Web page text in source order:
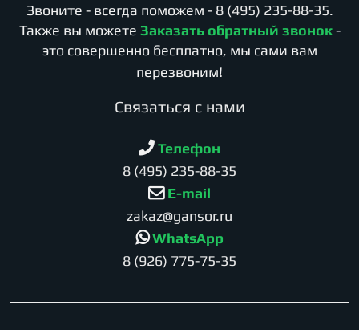
Звоните - всегда поможем - 8 (495) 235-88-35.
Также вы можете Заказать обратный звонок -
это совершенно бесплатно, мы сами вам
перезвоним!
Cвязаться с нами
Телефон
8 (495) 235-88-35
E-mail
zakaz@gansor.ru
WhatsApp
8 (926) 775-75-35